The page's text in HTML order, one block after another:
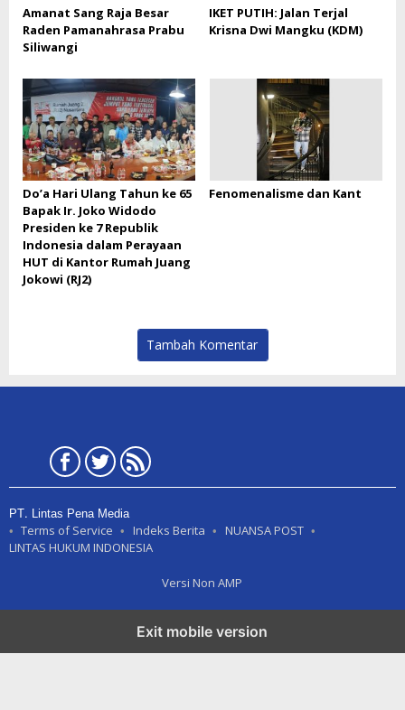
Amanat Sang Raja Besar
Raden Pamanahrasa Prabu
Siliwangi
IKET PUTIH: Jalan Terjal
Krisna Dwi Mangku (KDM)
Do’a Hari Ulang Tahun ke 65
Bapak Ir. Joko Widodo
Presiden ke 7 Republik
Indonesia dalam Perayaan
HUT di Kantor Rumah Juang
Jokowi (RJ2)
Fenomenalisme dan Kant
Tambah Komentar
PT. Lintas Pena Media
Terms of Service Indeks Berita
NUANSA POST
LINTAS HUKUM INDONESIA
Versi Non AMP
Exit mobile version